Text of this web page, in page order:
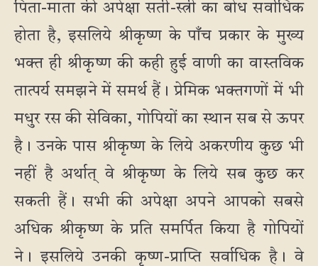
पिता-माता की अपेक्षा सती-स्त्री का बोध सर्वाधिक
होता है, इसलिये श्रीकृष्ण के पाँच प्रकार के मुख्य
भक्त ही श्रीकृष्ण की कही हुई वाणी का वास्तविक
तात्पर्य समझने में समर्थ हैं। प्रेमिक भक्तगणों में भी
मधुर रस की सेविका, गोपियों का स्थान सब से ऊपर
है। उनके पास श्रीकृष्ण के लिये अकरणीय कुछ भी
नहीं है अर्थात् वे श्रीकृष्ण के लिये सब कुछ कर
सकती हैं। सभी की अपेक्षा अपने आपको सबसे
अधिक श्रीकृष्ण के प्रति समर्पित किया है गोपियों
ने। इसलिये उनकी कृष्ण-प्राप्ति सर्वाधिक है। वे